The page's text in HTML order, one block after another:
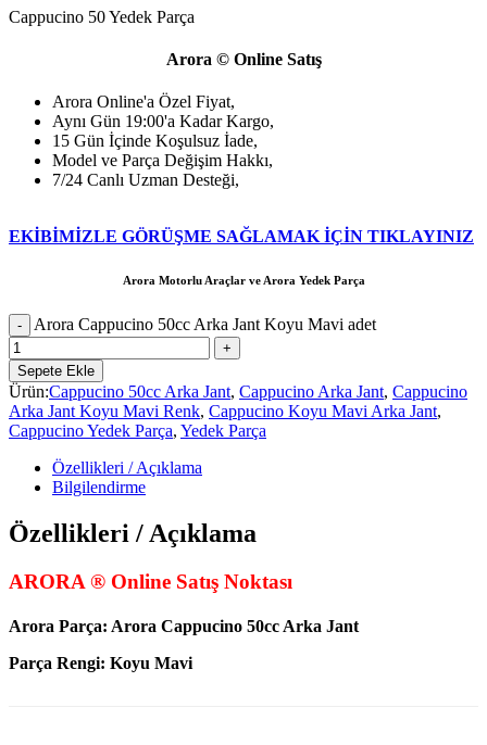
Cappucino 50 Yedek Parça
Arora © Online Satış
Arora Online'a Özel Fiyat,
Aynı Gün 19:00'a Kadar Kargo,
15 Gün İçinde Koşulsuz İade,
Model ve Parça Değişim Hakkı,
7/24 Canlı Uzman Desteği,
EKİBİMİZLE GÖRÜŞME SAĞLAMAK İÇİN TIKLAYINIZ
Arora Motorlu Araçlar ve Arora Yedek Parça
Arora Cappucino 50cc Arka Jant Koyu Mavi adet
Sepete Ekle
Ürün:Cappucino 50cc Arka Jant, Cappucino Arka Jant, Cappucino
Arka Jant Koyu Mavi Renk, Cappucino Koyu Mavi Arka Jant,
Cappucino Yedek Parça, Yedek Parça
Özellikleri / Açıklama
Bilgilendirme
Özellikleri / Açıklama
ARORA ® Online Satış Noktası
Arora Parça: Arora Cappucino 50cc Arka Jant
Parça Rengi: Koyu Mavi